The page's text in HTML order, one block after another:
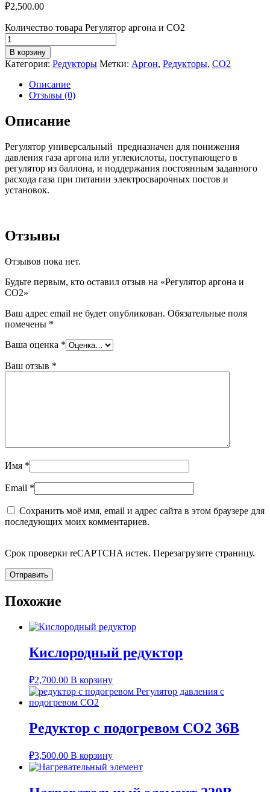
₽2,500.00
Количество товара Регулятор аргона и СО2
В корзину
Категория: Редукторы Метки: Аргон, Редукторы, СО2
Описание
Отзывы (0)
Описание
Регулятор универсальный предназначен для понижения
давления газа аргона или углекислоты, поступающего в
регулятор из баллона, и поддержания постоянным заданного
расхода газа при питании электросварочных постов и
установок.
Отзывы
Отзывов пока нет.
Будьте первым, кто оставил отзыв на «Регулятор аргона и
СО2»
Ваш адрес email не будет опубликован. Обязательные поля
помечены *
Ваша оценка *
Ваш отзыв *
Имя *
Email *
Сохранить моё имя, email и адрес сайта в этом браузере для
последующих моих комментариев.
Срок проверки reCAPTCHA истек. Перезагрузите страницу.
Похожие
Кислородный редуктор
₽2,700.00 В корзину
Редуктор с подогревом СО2 36В
₽3,500.00 В корзину